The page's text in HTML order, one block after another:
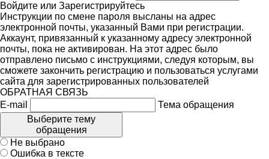
Войдите или Зарегистрируйтесь
Инструкции по смене пароля высланы на адрес
электронной почты, указанный Вами при регистрации.
Аккаунт, привязанный к указанному адресу электронной
почты, пока не активирован. На этот адрес было
отправлено письмо с инструкциями, следуя которым, вы
сможете закончить регистрацию и пользоваться услугами
сайта для зарегистрированных пользователей
ОБРАТНАЯ СВЯЗЬ
E-mail
Тема обращения
Выберите тему
обращения
Не выбрано
Ошибка в тексте